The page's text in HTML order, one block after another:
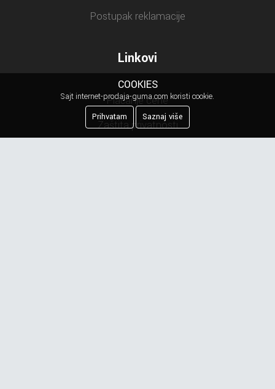
Postupak reklamacije
Linkovi
Plaćanje cene
Zaštita privatnosti
COOKIES
Sajt internet-prodaja-guma.com koristi cookie.
Prihvatam
Saznaj više